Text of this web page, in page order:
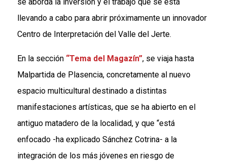
se aborda la inversión y el trabajo que se está
llevando a cabo para abrir próximamente un innovador
Centro de Interpretación del Valle del Jerte.
En la sección“Tema del Magazín”, se viaja hasta
Malpartida de Plasencia, concretamente al nuevo
espacio multicultural destinado a distintas
manifestaciones artísticas, que se ha abierto en el
antiguo matadero de la localidad, y que “está
enfocado -ha explicado Sánchez Cotrina- a la
integración de los más jóvenes en riesgo de